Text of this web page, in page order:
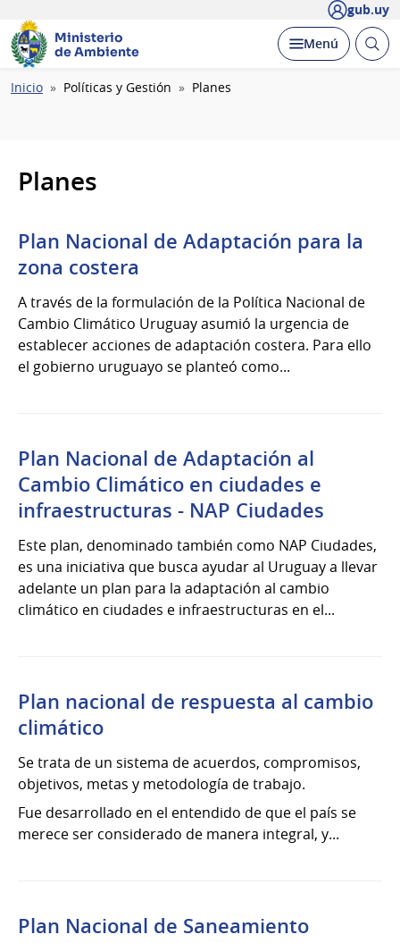
gub.uy
Ministerio
de Ambiente
Desplegar
Menú Abrir
Ruta
Inicio Políticas y Gestión Planes
Planes
Plan Nacional de Adaptación para la
zona costera
A través de la formulación de la Política Nacional de
Cambio Climático Uruguay asumió la urgencia de
establecer acciones de adaptación costera. Para ello
el gobierno uruguayo se planteó como...
Plan Nacional de Adaptación al
Cambio Climático en ciudades e
infraestructuras - NAP Ciudades
Este plan, denominado también como NAP Ciudades,
es una iniciativa que busca ayudar al Uruguay a llevar
adelante un plan para la adaptación al cambio
climático en ciudades e infraestructuras en el...
Plan nacional de respuesta al cambio
climático
Se trata de un sistema de acuerdos, compromisos,
objetivos, metas y metodología de trabajo.
Fue desarrollado en el entendido de que el país se
merece ser considerado de manera integral, y...
Plan Nacional de Saneamiento